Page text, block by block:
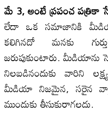
మే 3,అంటే ప్రపంచ పత్రికా
లేదా ఒక సమాజానికి మీడియా
కలిగినదో మనకు
జరుపుకుంటారు. మీడియాను
నిలబడినందుకు వారిని
మీడియా నిజమైన, సరైన
ముందుకు తీసుకురాగలదు.